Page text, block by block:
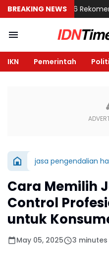
BREAKING NEWS6 Rekomendasi
IKN Pemerintah
jasa pengendalian
Cara Memilih
Control
untuk
May 05, 2025 3